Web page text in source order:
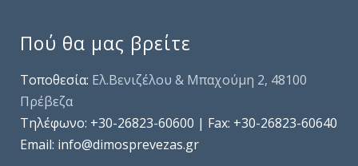
Πού θα μας βρείτε
Τοποθεσία: Ελ.Βενιζέλου & Μπαχούμη 2, 48100
Πρέβεζα
Τηλέφωνo: +30-26823-60600 | Fax: +30-26823-60640
Email: info@dimosprevezas.gr